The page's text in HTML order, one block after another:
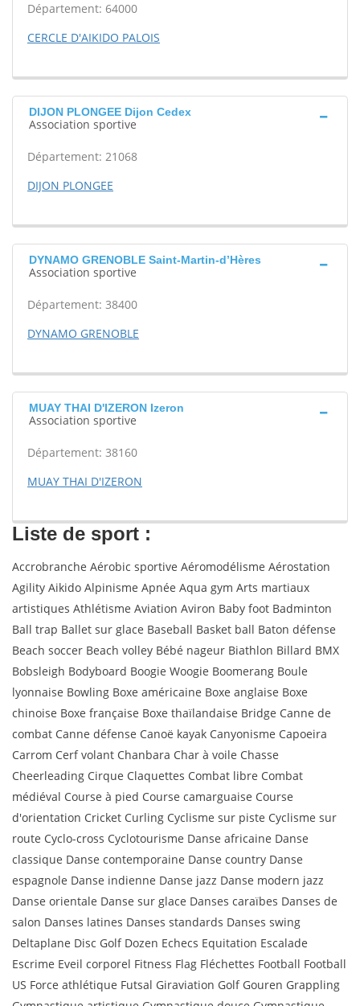
Département: 64000
CERCLE D'AIKIDO PALOIS
DIJON PLONGEE Dijon Cedex
Association sportive
Département: 21068
DIJON PLONGEE
DYNAMO GRENOBLE Saint-Martin-d’Hères
Association sportive
Département: 38400
DYNAMO GRENOBLE
MUAY THAI D'IZERON Izeron
Association sportive
Département: 38160
MUAY THAI D'IZERON
Liste de sport :
Accrobranche Aérobic sportive Aéromodélisme Aérostation
Agility Aikido Alpinisme Apnée Aqua gym Arts martiaux
artistiques Athlétisme Aviation Aviron Baby foot Badminton
Ball trap Ballet sur glace Baseball Basket ball Baton défense
Beach soccer Beach volley Bébé nageur Biathlon Billard BMX
Bobsleigh Bodyboard Boogie Woogie Boomerang Boule
lyonnaise Bowling Boxe américaine Boxe anglaise Boxe
chinoise Boxe française Boxe thaïlandaise Bridge Canne de
combat Canne défense Canoë kayak Canyonisme Capoeira
Carrom Cerf volant Chanbara Char à voile Chasse
Cheerleading Cirque Claquettes Combat libre Combat
médiéval Course à pied Course camarguaise Course
d'orientation Cricket Curling Cyclisme sur piste Cyclisme sur
route Cyclo-cross Cyclotourisme Danse africaine Danse
classique Danse contemporaine Danse country Danse
espagnole Danse indienne Danse jazz Danse modern jazz
Danse orientale Danse sur glace Danses caraïbes Danses de
salon Danses latines Danses standards Danses swing
Deltaplane Disc Golf Dozen Echecs Equitation Escalade
Escrime Eveil corporel Fitness Flag Fléchettes Football Football
US Force athlétique Futsal Giraviation Golf Gouren Grappling